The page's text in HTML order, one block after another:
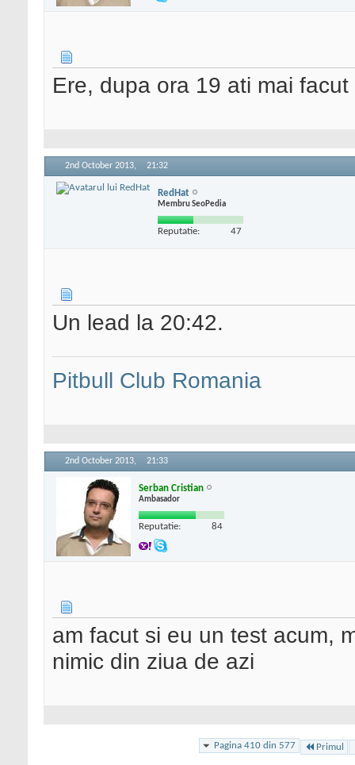
Ere, dupa ora 19 ati mai
2nd October 2013, 21:32
RedHat
Membru SeoPedia
Reputatie: 47
Un lead la 20:42.
Pitbull Club Romania
2nd October 2013, 21:33
Serban Cristian
Ambasador
Reputatie: 84
am facut si eu un test acum,
nimic din ziua de azi
Pagina 410 din 577 Primul